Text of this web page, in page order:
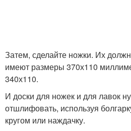
Затем, сделайте ножки. Их
имеют размеры 370х110
340х110.
И доски для ножек и для лавок
отшлифовать, используя
кругом или наждачку.